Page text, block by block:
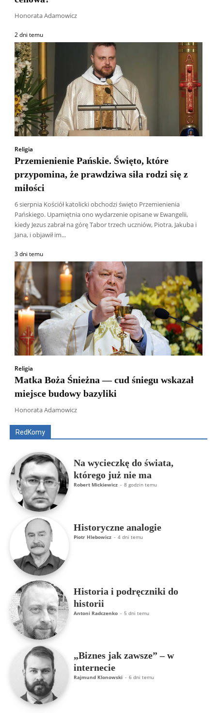
Honorata Adamowicz
2 dni temu
Religia
Przemienienie Pańskie. Święto, które
przypomina, że prawdziwa siła rodzi się z
miłości
6 sierpnia Kościół katolicki obchodzi święto Przemienienia
Pańskiego. Upamiętnia ono wydarzenie opisane w Ewangelii,
kiedy Jezus zabrał na górę Tabor trzech uczniów, Piotra, Jakuba i
Jana, i objawił im...
3 dni temu
Religia
Matka Boża Śnieżna — cud śniegu wskazał
miejsce budowy bazyliki
Honorata Adamowicz
RedKomy
Wszyscy Aleksander Borowik
ks. Jarosław Wąsowicz SDB
Na wycieczkę do świata,
którego już nie ma
Robert Mickiewicz - 8 godzin temu
Historyczne analogie
Piotr Hlebowicz - 4 dni temu
Historia i podręczniki do
historii
Antoni Radczenko - 5 dni temu
„Biznes jak zawsze” – w
internecie
Rajmund Klonowski - 6 dni temu